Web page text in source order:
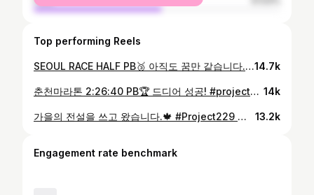
Top performing Reels
SEOUL RACE HALF PB🥉 아직도 꿈만 같습니다. 러닝을 시작한지 어느덧 10년차가 되어가는 시점인데 이렇게 컨디션이 얻어걸리는 날은 정말 손에 꼽을 정도로 흔치 않은거 같습니다. 특히 18km 지점까지 오버페이스 안하게 앞뒤로 서로 페이스 끌어주며 멘탈 잡아주신 @bbo_guelee 형이랑 함께 무더운 여름을 보냈던 터라, 더 마음 편히 의지해서 갈 수 있었네요. 정말 감사합니다! 주로에서 응원해주신 모든 분들 덕분에 페이스 잘 유지하면서 뛸 수 있었던거 같네요. 한분 한분 응답 해드리고 싶었지만, 그러지 못해 죄송합니다! 모든게 완벽했고 감사했습니다. 운까지 정말 좋았던 하루네요. 서울레이스도 함께 준비하고 고생해준 최강러너 맴버들과 퀄리티 좋은 환경을 제공해주신 푸마코리아에게도 다시 한번 감사드립니다! 이제 남은 춘천마라톤까지 화이팅해볼게요!!!🔥🔥 #서울레이스 #최강러너 #262wave 🕶️ District Vision Takeyoshi @districtvision 👟 PUMA FAST-R NITRO ELITE 3 @puma_kr 📸 @runner.rico @key.runnning @_1mgram @guntastic @e.jenius__ @ericjerric @insangggg @yeyoungjae_14.7k
춘천마라톤 2:26:40 PB🏆 드디어 성공! #project229 Legend of autumn🍁 @chuncheon_marathon #춘천마라톤 14k
가을의 전설을 쓰고 왔습니다.🍁 #Project229 의 긴 여정이 세번째 도전만에 끝이 났네요. 약 1년반의 여정동안 이 기록을 준비해오면서 제가 이렇게 받아도 되나싶을 정도로 분에 넘치는 도움과 응원을 받아왔습니다. 제가 만든 기록이 아닌 모두의 염원이 한 자리에 모여 얻어진 정말 값진 결과인거 같습니다. 정말 덕분에 해냈습니다. 멈추지 않고 계속해서 노력하고 성장해 나가는 모습 보여드리도록 하겠습니다. 다시 한번 진심으로 감사드립니다. - 20년도에 2:52 실력에서 만나 2:26까지 성장시켜주신 @jeongseokgeun1973 감독님께 이 영광을 돌려드리고 싶습니다. 감독님 정말 감사드립니다. - 유튜브를 23년도말에 시작해서 약 2년 가까이 함께 해온 @yong._.2 @linoiscalligraphy 형들 덕분에 여기까지 달려오고 많은 사람들에게 사랑받을 수 있었어. 정말 고맙고 앞으로 더 열심히 달려보자구🫶 - 내 오랜 라이벌이자 가장 애정하는 @ahnsta_ 형 덕분에 이번 춘천마라톤이 더 완벽해질 수 있었고 발바닥이 그렇게 됐는 데도 끝까지 229 해내는 집념 정말 리스펙한다👍 PB 축하하고 고생 정말 많았어!!! 멋져!!✨ - 춘천마라톤 마스터즈 역대 최고기록과 PB를 갈아치운 @hyun_jun_84 리스펙합니다 정말👍형님의 인생스토리 서사가 더 큰 감동인거 같아요. 아프지마시고 더 높은 길로 계속해서 보여주세요!!! 후반부에 끝까지 속도를 더 낼 수 있게 큰 원동력을 불러일으켜주신 @marathoner_ksh 경주 풀코스에 이어 연풀로 회복도 안됐을 텐데 멋진 레이스 보여주신거보고 정말 리스펙했습니다🙏 - 이번 레이스를 준비하는데 아낌없이 지원해주신 @asicskr 정말 감사드립니다. 💙메타스피드 엣지 도쿄💙 네거티브 스플릿으로 끝까지 후반 레이스를 더 밀고 올릴 수 있었던 최고의 레이싱화였습니다. @chuncheon_marathon @262wave #가을의전설 #춘천마라톤 📸: @linoiscalligraphy 13.2k
Engagement rate benchmark